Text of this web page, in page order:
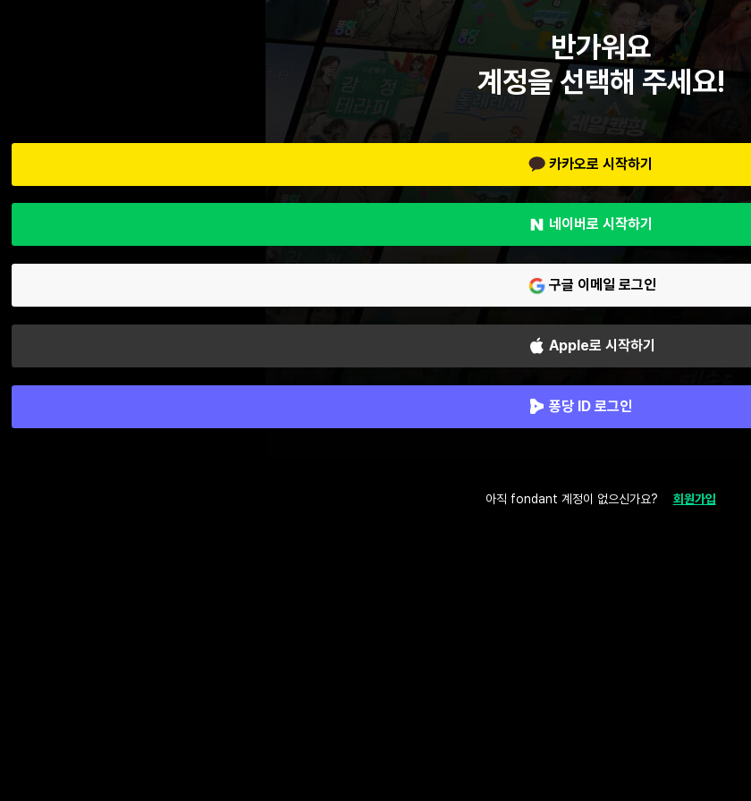
반가워요
계정을 선택해 주세요!
카카오로 시작하기
네이버로 시작하기
구글 이메일 로그인
Apple로 시작하기
퐁당 ID 로그인
아직 fondant 계정이 없으신가요? 회원가입